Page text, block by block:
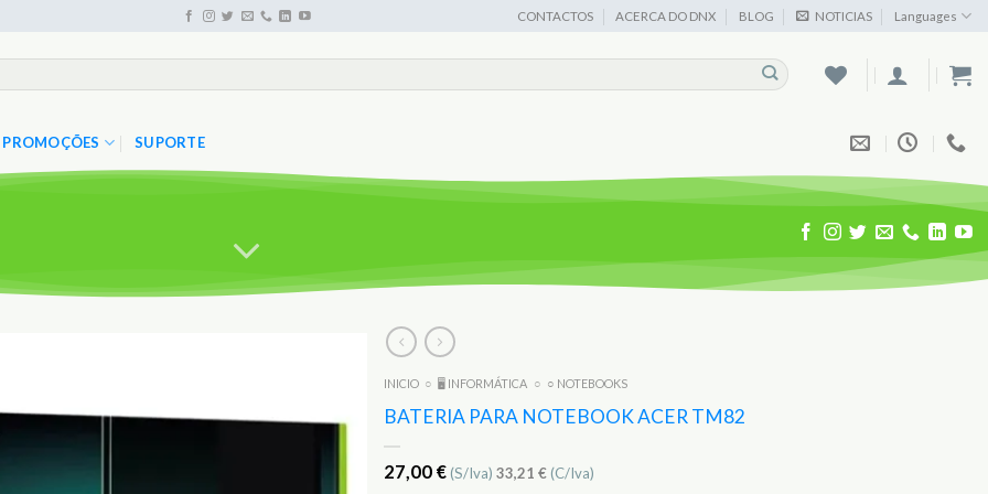
CONTACTOS ACERCA DO DNX BLOG NOTICIAS Languages
PROMOÇÕES SUPORTE
Favoritos
INICIO ○ 🖥️ INFORMÁTICA ○ ○ NOTEBOOKS
BATERIA PARA NOTEBOOK ACER TM82
27,00 € (S/Iva) 33,21 € (C/Iva)